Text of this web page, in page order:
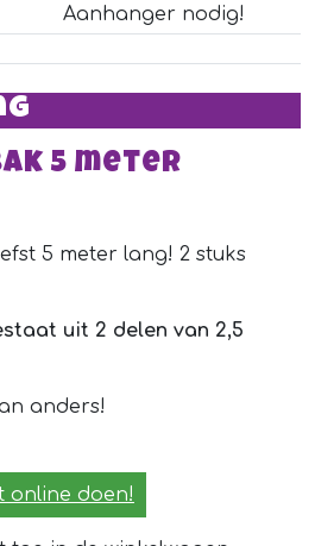
Aanhanger nodig!
5 meter
5 meter lang! 2 stuks
uit 2 delen van 2,5
anders!
online doen!